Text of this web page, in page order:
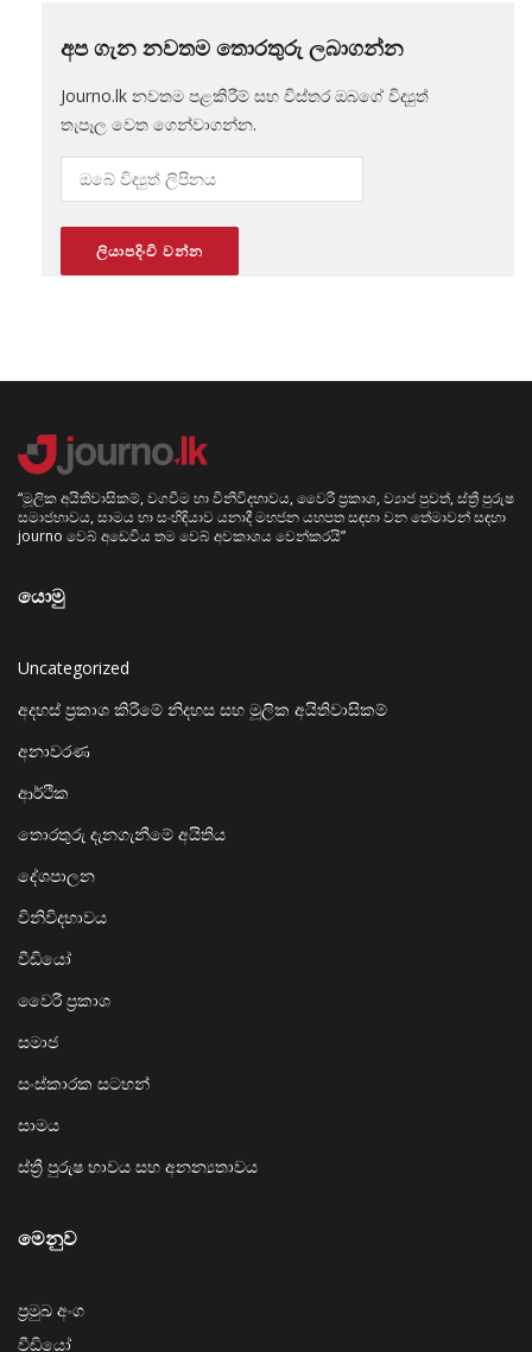
අප ගැන නවතම තොරතුරු ලබාගන්න
Journo.lk නවතම පළකිරීම් සහ විස්තර ඔබගේ විද්‍යුත්
තැපෑල වෙත ගෙන්වාගන්න.
“මූලික අයිතිවාසිකම්, වගවීම හා විනිවිදභාවය, වෛරී ප්‍රකාශ, ව්‍යාජ පුවත්, ස්ත්‍රී පුරුෂ
සමාජභාවය, සාමය හා සංහිඳියාව යනාදී මහජන යහපත සඳහා වන තේමාවන් සඳහා
journo වෙබ් අඩෙවිය තම වෙබ් අවකාශය වෙන්කරයි”
යොමු
Uncategorized
අදහස් ප්‍රකාශ කිරීමේ නිදහස සහ මූලික අයිතිවාසිකම්
අනාවරණ
ආර්ථික
තොරතුරු දැනගැනීමේ අයිතිය
දේශපාලන
විනිවිදභාවය
වීඩියෝ
වෛරී ප්‍රකාශ
සමාජ
සංස්කාරක සටහන්
සාමය
ස්ත්‍රී පුරුෂ භාවය සහ අනන්‍යතාවය
මෙනුව
ප්‍රමුඛ අංග
වීඩියෝ